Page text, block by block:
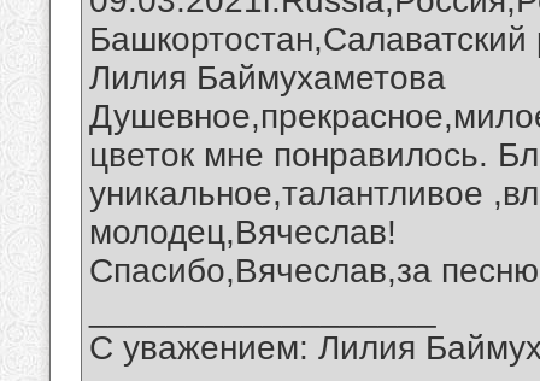
Лилия Баймухаметова
цветок мне понравилось.
уникальное,талантливое
молодец,Вячеслав!
Спасибо,Вячеслав,за
С уважением: Лилия